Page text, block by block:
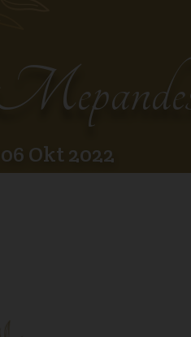
Okt 2022